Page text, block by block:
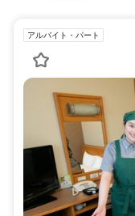
アルバイト・パート